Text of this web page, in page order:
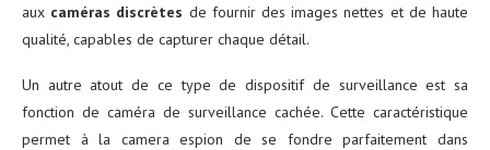
aux caméras discrètes de fournir des images nettes et de haute
qualité, capables de capturer chaque détail.
Un autre atout de ce type de dispositif de surveillance est sa
fonction de caméra de surveillance cachée. Cette caractéristique
permet à la camera espion de se fondre parfaitement dans